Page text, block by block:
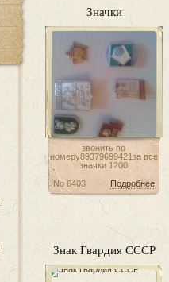
Значки
звонить по
номеру89379699421за все
значки 1200
Подробнее
No 6403
Знак Гвардия СССР